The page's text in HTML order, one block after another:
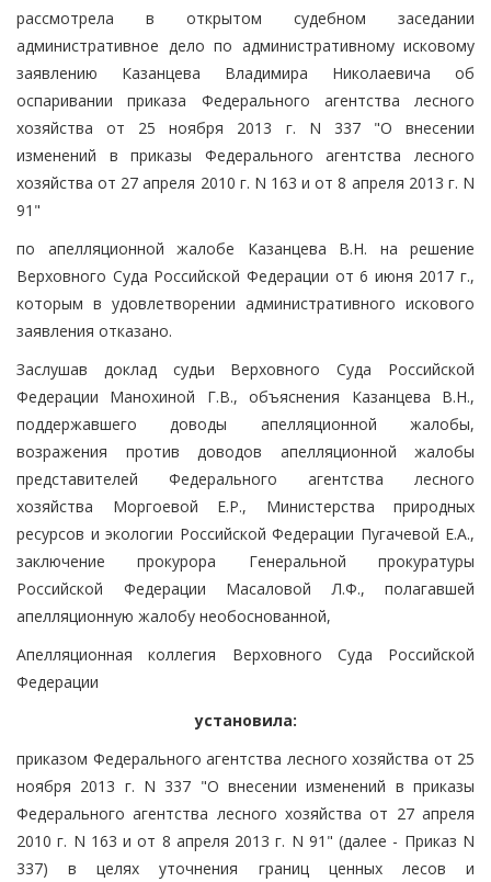
рассмотрела в открытом судебном заседании
административное дело по административному исковому
заявлению Казанцева Владимира Николаевича об
оспаривании приказа Федерального агентства лесного
хозяйства от 25 ноября 2013 г. N 337 "О внесении
изменений в приказы Федерального агентства лесного
хозяйства от 27 апреля 2010 г. N 163 и от 8 апреля 2013 г. N
91"
по апелляционной жалобе Казанцева В.Н. на решение
Верховного Суда Российской Федерации от 6 июня 2017 г.,
которым в удовлетворении административного искового
заявления отказано.
Заслушав доклад судьи Верховного Суда Российской
Федерации Манохиной Г.В., объяснения Казанцева В.Н.,
поддержавшего доводы апелляционной жалобы,
возражения против доводов апелляционной жалобы
представителей Федерального агентства лесного
хозяйства Моргоевой Е.Р., Министерства природных
ресурсов и экологии Российской Федерации Пугачевой Е.А.,
заключение прокурора Генеральной прокуратуры
Российской Федерации Масаловой Л.Ф., полагавшей
апелляционную жалобу необоснованной,
Апелляционная коллегия Верховного Суда Российской
Федерации
установила:
приказом Федерального агентства лесного хозяйства от 25
ноября 2013 г. N 337 "О внесении изменений в приказы
Федерального агентства лесного хозяйства от 27 апреля
2010 г. N 163 и от 8 апреля 2013 г. N 91" (далее - Приказ N
337) в целях уточнения границ ценных лесов и